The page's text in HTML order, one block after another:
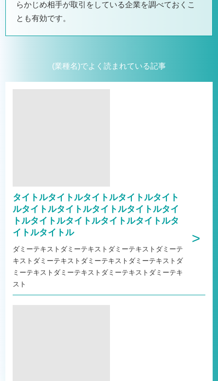
らかじめ相手が取引をしている企業を調べておくこ
とも有効です。
(業種名)でよく読まれている記事
タイトルタイトルタイトルタイトルタイト
ルタイトルタイトルタイトルタイトルタイ
トルタイトルタイトルタイトルタイトルタ
イトルタイトル
ダミーテキストダミーテキストダミーテキストダミーテ
キストダミーテキストダミーテキストダミーテキストダ
ミーテキストダミーテキストダミーテキストダミーテキ
スト
>